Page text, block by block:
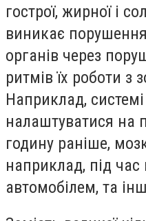
гострої, жирної і
виникає порушення
органів через
ритмів їх роботи з
Наприклад,
налаштуватися на
годину раніше,
наприклад, під час
автомобілем, та